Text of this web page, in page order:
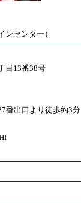
ンセンター）
目13番38号
番出口より徒歩約3分